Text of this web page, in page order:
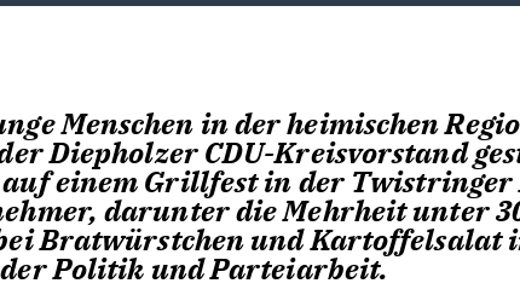
Menschen in der heimischen
Diepholzer CDU-Kreisvorstand
einem Grillfest in der Twistringer
darunter die Mehrheit unter
Bratwürstchen und Kartoffelsalat
der Politik und Parteiarbeit.